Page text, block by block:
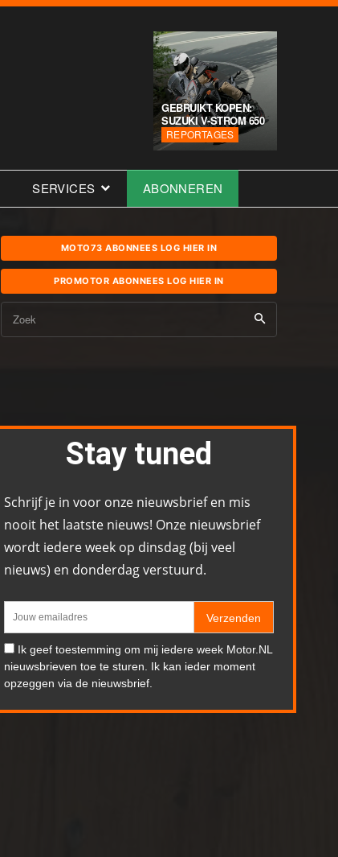
GEBRUIKT KOPEN:
SUZUKI V-STROM 650
REPORTAGES
SERVICES ABONNEREN
MOTO73 ABONNEES LOG HIER IN
PROMOTOR ABONNEES LOG HIER IN
Zoek
Stay tuned
Schrijf je in voor onze nieuwsbrief en mis
nooit het laatste nieuws! Onze nieuwsbrief
wordt iedere week op dinsdag (bij veel
nieuws) en donderdag verstuurd.
Verzenden
Ik geef toestemming om mij iedere week Motor.NL
nieuwsbrieven toe te sturen. Ik kan ieder moment
opzeggen via de nieuwsbrief.